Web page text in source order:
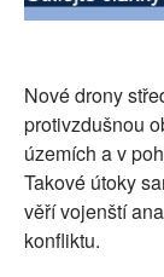
Nové drony
protivzdušnou
územích a v
Takové útoky
věří vojenští
konfliktu.